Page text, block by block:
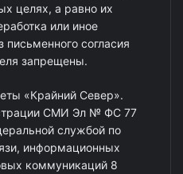
целях, а равно их
или иное
согласия
запрещены.
«Крайний Север».
СМИ Эл № ФС 77
службой по
информационных
коммуникаций 8